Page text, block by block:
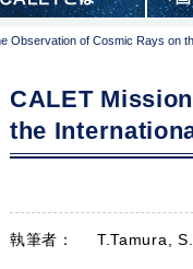
Observation of Cosmic Rays on
CALET
the
執筆者： T.Tamura,